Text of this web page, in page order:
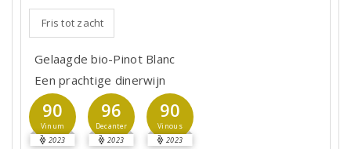
Fris tot zacht
Gelaagde bio-Pinot Blanc
Een prachtige dinerwijn
90
Vinum
2023
96
Decanter
2023
90
Vinous
2023